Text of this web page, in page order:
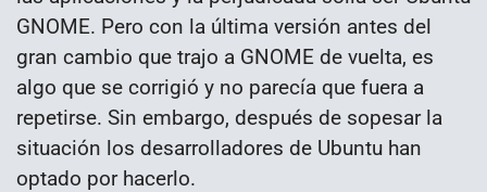
GNOME. Pero con la última versión antes del
gran cambio que trajo a GNOME de vuelta, es
algo que se corrigió y no parecía que fuera a
repetirse. Sin embargo, después de sopesar la
situación los desarrolladores de Ubuntu han
optado por hacerlo.